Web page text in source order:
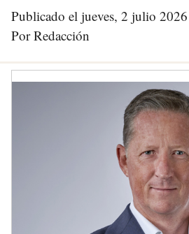
Publicado el jueves, 2 julio 2026
Por Redacción